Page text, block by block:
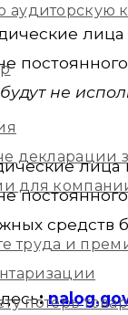
аудиторскую
декларации
для
труда и
потерь
будут не
средств
: